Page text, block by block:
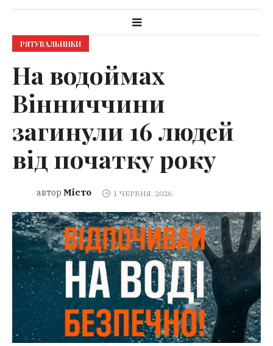
РЯТУВАЛЬНИКИ
На водоймах
Вінниччини
загинули 16 людей
від початку року
автор Місто 1 ЧЕРВНЯ, 2026